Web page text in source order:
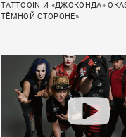
TATTOOIN И «ДЖОКОНДА»
ТЁМНОЙ СТОРОНЕ»